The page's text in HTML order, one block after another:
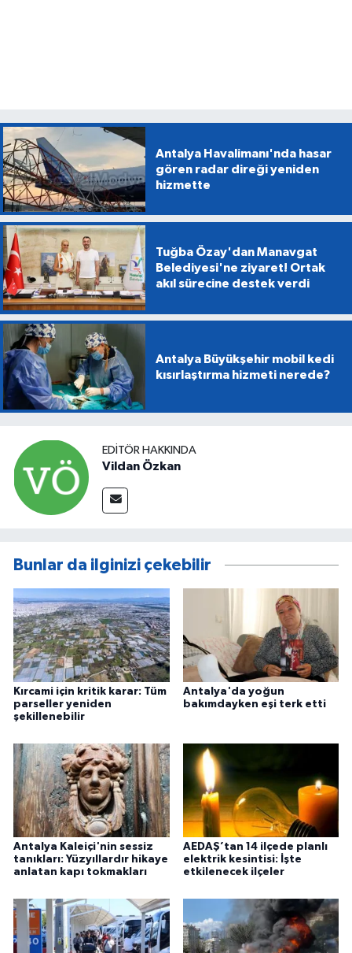
Antalya Havalimanı'nda hasar
gören radar direği yeniden
hizmette
Tuğba Özay'dan Manavgat
Belediyesi'ne ziyaret! Ortak
akıl sürecine destek verdi
Antalya Büyükşehir mobil kedi
kısırlaştırma hizmeti nerede?
EDITÖR HAKKINDA
Vildan Özkan
Bunlar da ilginizi çekebilir
Kırcami için kritik karar: Tüm
parseller yeniden
şekillenebilir
Antalya'da yoğun
bakımdayken eşi terk etti
Antalya Kaleiçi'nin sessiz
tanıkları: Yüzyıllardır hikaye
anlatan kapı tokmakları
AEDAŞ’tan 14 ilçede planlı
elektrik kesintisi: İşte
etkilenecek ilçeler